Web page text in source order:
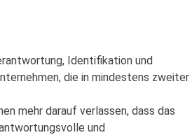
Identifikation und
die in mindestens zweiter
mehr darauf verlassen, dass das
und